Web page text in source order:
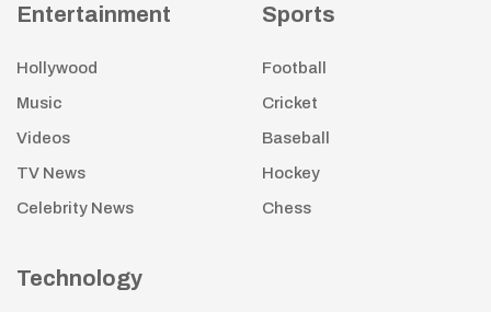
Entertainment
Hollywood
Music
Videos
TV News
Celebrity News
Sports
Football
Cricket
Baseball
Hockey
Chess
Technology